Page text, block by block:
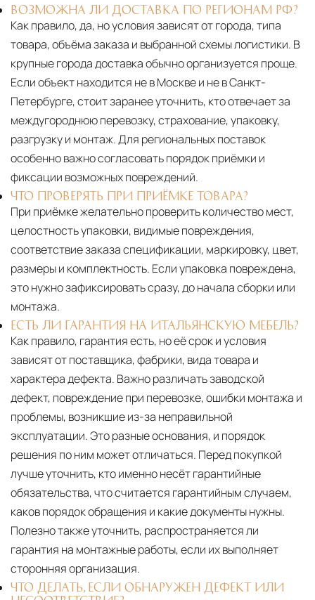
ВОЗМОЖНА ЛИ ДОСТАВКА ПО РЕГИОНАМ РФ?
Как правило, да, но условия зависят от города, типа
товара, объёма заказа и выбранной схемы логистики. В
крупные города доставка обычно организуется проще.
Если объект находится не в Москве и не в Санкт-
Петербурге, стоит заранее уточнить, кто отвечает за
междугороднюю перевозку, страхование, упаковку,
разгрузку и монтаж. Для региональных поставок
особенно важно согласовать порядок приёмки и
фиксации возможных повреждений.
ЧТО ПРОВЕРЯТЬ ПРИ ПРИЁМКЕ ТОВАРА?
При приёмке желательно проверить количество мест,
целостность упаковки, видимые повреждения,
соответствие заказа спецификации, маркировку, цвет,
размеры и комплектность. Если упаковка повреждена,
это нужно зафиксировать сразу, до начала сборки или
монтажа.
ЕСТЬ ЛИ ГАРАНТИЯ НА ИТАЛЬЯНСКУЮ МЕБЕЛЬ?
Как правило, гарантия есть, но её срок и условия
зависят от поставщика, фабрики, вида товара и
характера дефекта. Важно различать заводской
дефект, повреждение при перевозке, ошибки монтажа и
проблемы, возникшие из-за неправильной
эксплуатации. Это разные основания, и порядок
решения по ним может отличаться. Перед покупкой
лучше уточнить, кто именно несёт гарантийные
обязательства, что считается гарантийным случаем,
каков порядок обращения и какие документы нужны.
Полезно также уточнить, распространяется ли
гарантия на монтажные работы, если их выполняет
сторонняя организация.
ЧТО ДЕЛАТЬ, ЕСЛИ ОБНАРУЖЕН ДЕФЕКТ ИЛИ